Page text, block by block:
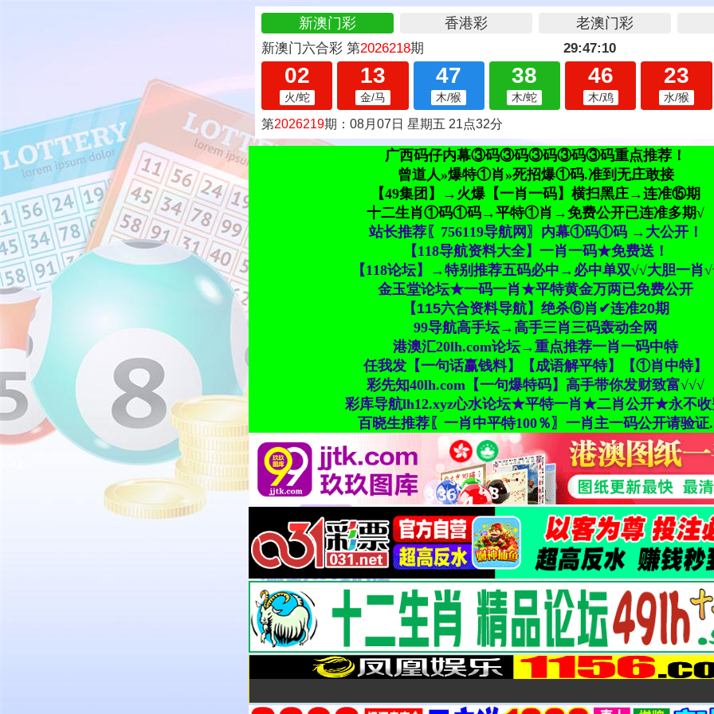
广西码仔内幕③码③码③码③码③码重点推荐！
曾道人»爆特①肖»死招爆①码.准到无庄敢接
【49集团】→火爆【一肖一码】横扫黑庄→连准⑮期
十二生肖①码①码→平特①肖→免费公开已连准多期√
站长推荐〖756119导航网〗内幕①码①码 →大公开！
【118导航资料大全】一肖一码★免费送！
【118论坛】→特别推荐五码必中→必中单双√√大胆一肖
金玉堂论坛★一码一肖★平特黄金万两已免费公开
【115六合资料导航】绝杀⑥肖✔连准20期
99导航高手坛→高手三肖三码轰动全网
港澳汇20lh.com论坛→重点推荐一肖一码中特
任我发【一句话赢钱料】【成语解平特】【①肖中特】
彩先知40lh.com【一句爆特码】高手带你发财致富√√√
彩库导航lh12.xyz心水论坛★平特一肖★二肖公开★永不收
百晓生推荐〖一肖中平特100％〗一肖主一码公开请验证.